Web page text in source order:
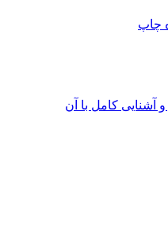
چاپ
آشنایی کامل با آن